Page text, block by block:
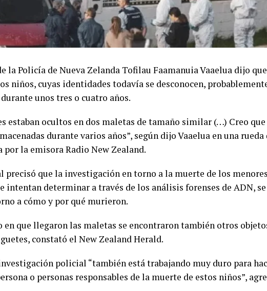
la Policía de Nueva Zelanda Tofilau Faamanuia Vaaelua dijo
niños, cuyas identidades todavía se desconocen,
unos tres o cuatro años.
estaban ocultos en dos maletas de tamaño similar (…) Creo
durante varios años”, según dijo Vaaelua en una rueda
la emisora Radio New Zealand.
precisó que la investigación en torno a la muerte de los
intentan determinar a través de los análisis forenses de ADN,
a cómo y por qué murieron.
en que llegaron las maletas se encontraron también otros
constató el New Zealand Herald.
policial “también está trabajando muy duro para
o personas responsables de la muerte de estos niños”,